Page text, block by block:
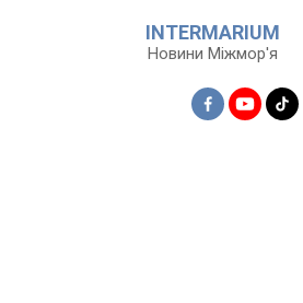
INTERMARIUM
Новини Міжмор'я